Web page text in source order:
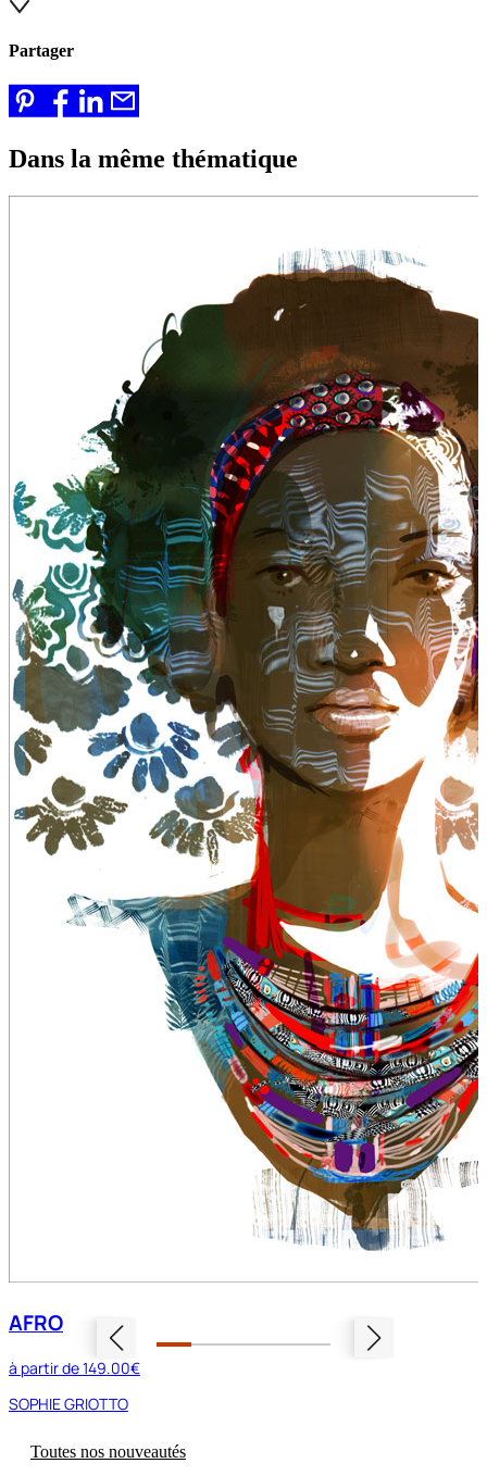
Partager
Dans la même thématique
AFRO
à partir de149.00€
SOPHIE GRIOTTO
Toutes nos nouveautés